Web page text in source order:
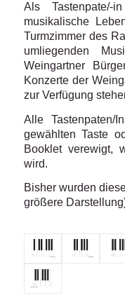
Als
musikalische
Turmzimmer des
umliegenden
Weingartner
Konzerte der
zur Verfügung
Alle
gewählten Taste
Booklet verewigt,
wird.
Bisher wurden
größere